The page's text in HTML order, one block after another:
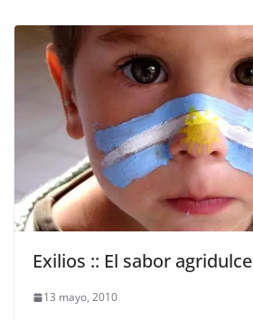
Exilios :: El sabor agridulce
13 mayo, 2010